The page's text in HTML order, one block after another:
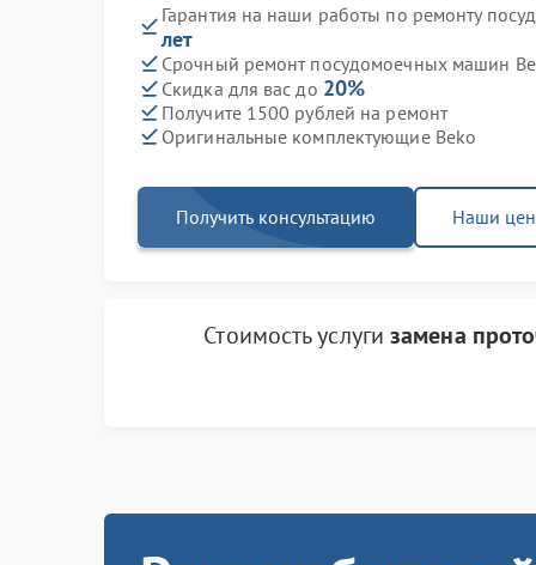
Гарантия на наши работы по ремонту
лет
Срочный ремонт посудомоечных машин
Скидка для вас до 20%
Получите 1500 рублей на ремонт
Оригинальные комплектующие Beko
Получить консультацию Наши
Стоимость услугизамена